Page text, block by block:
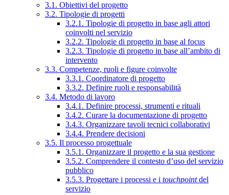
3.1. Obiettivi del progetto
3.2. Tipologie di progetti
3.2.1. Tipologie di progetto in base agli attori
coinvolti nel servizio
3.2.2. Tipologie di progetto in base al focus
3.2.3. Tipologie di progetto in base all’ambito di
intervento
3.3. Competenze, ruoli e figure coinvolte
3.3.1. Coordinatore di progetto
3.3.2. Definire ruoli e responsabilità
3.4. Metodo di lavoro
3.4.1. Definire processi, strumenti e rituali
3.4.2. Curare la documentazione di progetto
3.4.3. Organizzare tavoli tecnici collaborativi
3.4.4. Prendere decisioni
3.5. Il processo progettuale
3.5.1. Organizzare il progetto e la sua gestione
3.5.2. Comprendere il contesto d’uso del servizio
pubblico
3.5.3. Progettare i processi e i touchpointdel
servizio